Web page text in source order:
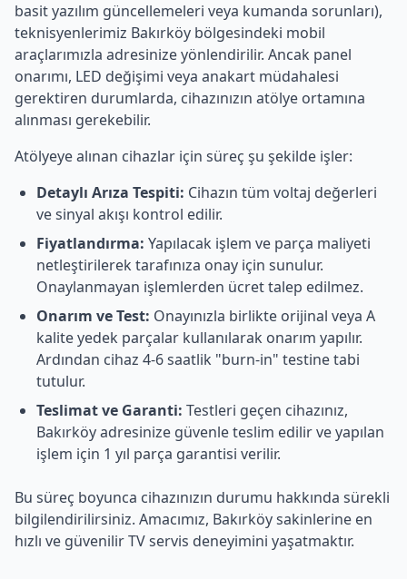
basit yazılım güncellemeleri veya kumanda sorunları),
teknisyenlerimiz Bakırköy bölgesindeki mobil
araçlarımızla adresinize yönlendirilir. Ancak panel
onarımı, LED değişimi veya anakart müdahalesi
gerektiren durumlarda, cihazınızın atölye ortamına
alınması gerekebilir.
Atölyeye alınan cihazlar için süreç şu şekilde işler:
Detaylı Arıza Tespiti: Cihazın tüm voltaj değerleri
ve sinyal akışı kontrol edilir.
Fiyatlandırma: Yapılacak işlem ve parça maliyeti
netleştirilerek tarafınıza onay için sunulur.
Onaylanmayan işlemlerden ücret talep edilmez.
Onarım ve Test: Onayınızla birlikte orijinal veya A
kalite yedek parçalar kullanılarak onarım yapılır.
Ardından cihaz 4-6 saatlik "burn-in" testine tabi
tutulur.
Teslimat ve Garanti: Testleri geçen cihazınız,
Bakırköyadresinize güvenle teslim edilir ve yapılan
işlem için 1 yıl parça garantisi verilir.
Bu süreç boyunca cihazınızın durumu hakkında sürekli
bilgilendirilirsiniz. Amacımız, Bakırköysakinlerine en
hızlı ve güvenilir TV servis deneyimini yaşatmaktır.